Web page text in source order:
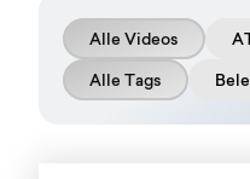
Alle Videos
Alle Tags